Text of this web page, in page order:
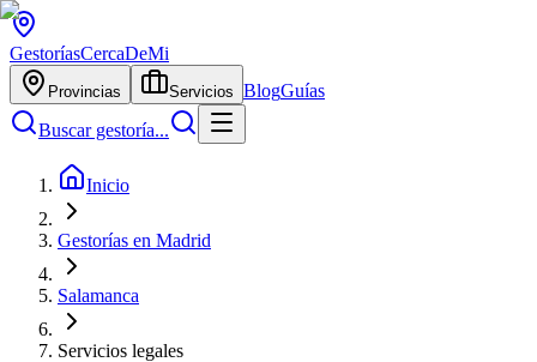
GestoríasCercaDeMi
Provincias Servicios BlogGuías
Buscar gestoría...
Inicio
Gestorías en Madrid
Salamanca
Servicios legales